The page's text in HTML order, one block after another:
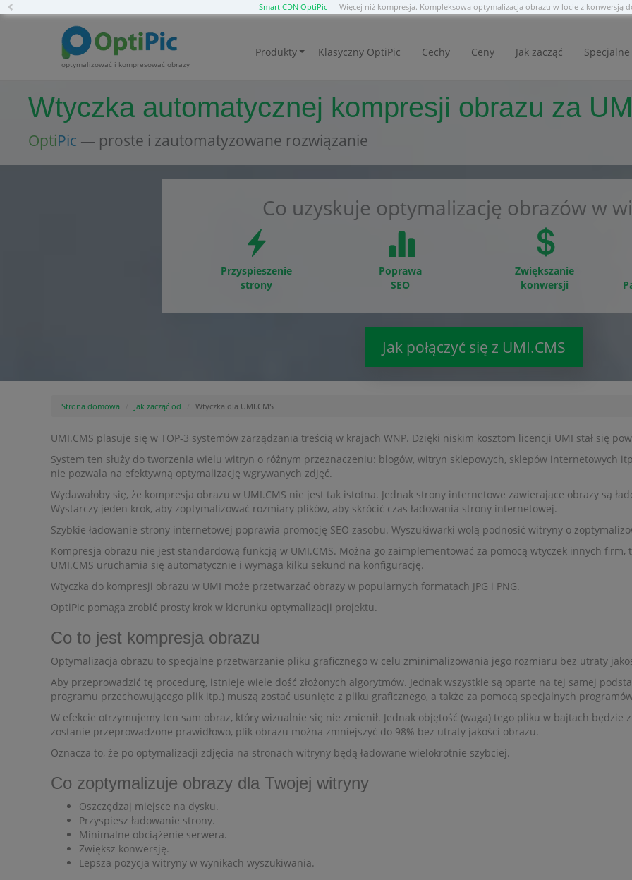
Smart CDN OptiPic— Więcej niż kompresja. Kompleksowa optymalizacja obrazu w locie z konwersją
optymalizować i kompresować obrazy
Produkty Klasyczny OptiPic Cechy Ceny Jak zacząć
Wtyczka automatycznej kompresji obrazu za
OptiPic — proste i zautomatyzowane rozwiązanie
Co uzyskuje optymalizację obrazów w
Przyspieszenie
strony
Poprawa
SEO
Zwiększanie
konwersji
Jak połączyć się z UMI.CMS
Strona domowa Jak zacząć od Wtyczka dla UMI.CMS
UMI.CMS plasuje się w TOP-3 systemów zarządzania treścią w krajach WNP. Dzięki niskim kosztom licencji UMI stał się
System ten służy do tworzenia wielu witryn o różnym przeznaczeniu: blogów, witryn sklepowych, sklepów internetowych
nie pozwala na efektywną optymalizację wgrywanych zdjęć.
Wydawałoby się, że kompresja obrazu w UMI.CMS nie jest tak istotna. Jednak strony internetowe zawierające obrazy są
Wystarczy jeden krok, aby zoptymalizować rozmiary plików, aby skrócić czas ładowania strony internetowej.
Szybkie ładowanie strony internetowej poprawia promocję SEO zasobu. Wyszukiwarki wolą podnosić witryny o
Kompresja obrazu nie jest standardową funkcją w UMI.CMS. Można go zaimplementować za pomocą wtyczek innych
UMI.CMS uruchamia się automatycznie i wymaga kilku sekund na konfigurację.
Wtyczka do kompresji obrazu w UMI może przetwarzać obrazy w popularnych formatach JPG i PNG.
OptiPic pomaga zrobić prosty krok w kierunku optymalizacji projektu.
Co to jest kompresja obrazu
Optymalizacja obrazu to specjalne przetwarzanie pliku graficznego w celu zminimalizowania jego rozmiaru bez utraty
Aby przeprowadzić tę procedurę, istnieje wiele dość złożonych algorytmów. Jednak wszystkie są oparte na tej samej
programu przechowującego plik itp.) muszą zostać usunięte z pliku graficznego, a także za pomocą specjalnych
W efekcie otrzymujemy ten sam obraz, który wizualnie się nie zmienił. Jednak objętość (waga) tego pliku w bajtach będzie
zostanie przeprowadzone prawidłowo, plik obrazu można zmniejszyć do 98% bez utraty jakości obrazu.
Oznacza to, że po optymalizacji zdjęcia na stronach witryny będą ładowane wielokrotnie szybciej.
Co zoptymalizuje obrazy dla Twojej witryny
Oszczędzaj miejsce na dysku.
Przyspiesz ładowanie strony.
Minimalne obciążenie serwera.
Zwiększ konwersję.
Lepsza pozycja witryny w wynikach wyszukiwania.